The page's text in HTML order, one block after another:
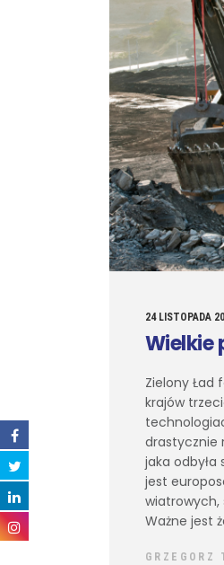
24 LISTOPADA
Wielkie
Zielony Ład
krajów
drastycznie
jaka
jest
Ważne jest
GRZEGORZ